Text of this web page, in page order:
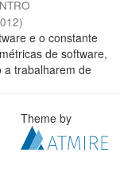
)
e o constante
de software,
a trabalharem de
Theme by